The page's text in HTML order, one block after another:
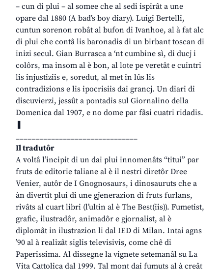
– cun di plui – al somee che al sedi ispirât a une
opare dal 1880 (A bad’s boy diary). Luigi Bertelli,
cuntun sorenon robât al bufon di Ivanhoe, al à fat alc
di plui che contâ lis baronadis di un birbant toscan di
inizi secul. Gian Burrasca a ‘nt cumbine sì, di ducj i
colôrs, ma insom al è bon, al lote pe veretât e cuintri
lis injustiziis e, soredut, al met in lûs lis
contradizions e lis ipocrisiis dai grancj. Un diari di
discuvierzi, jessût a pontadis sul Giornalino della
Domenica dal 1907, e no dome par fâsi cuatri ridadis.
_______________________________
Il tradutôr
A voltâ l’incipit di un dai plui innomenâts “titui” par
fruts de editorie taliane al è il nestri diretôr Dree
Venier, autôr de I Gnognosaurs, i dinosauruts che a
àn divertît plui di une gjenerazion di fruts furlans,
rivâts al cuart libri (l’ultin al è The Best(iis)). Fumetist,
grafic, ilustradôr, animadôr e gjornalist, al è
diplomât in ilustrazion li dal IED di Milan. Intai agns
’90 al à realizât siglis televisivis, come chê di
Paperissima. Al dissegne la vignete setemanâl su La
Vita Cattolica dal 1999. Tal mont dai fumuts al à creât